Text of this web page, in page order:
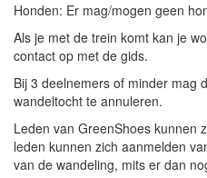
Honden: Er mag/mogen geen
Als je met de trein komt kan je
contact op met de gids.
Bij 3 deelnemers of minder mag
wandeltocht te annuleren.
Leden van GreenShoes kunnen
leden kunnen zich aanmelden
van de wandeling, mits er dan